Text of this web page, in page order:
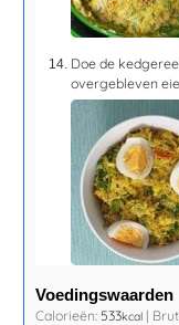
Doe de
overgebleven
Voedingswaarden
Calorieën: 533kcal |